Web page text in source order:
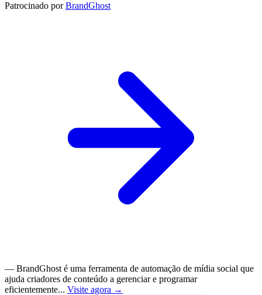
Patrocinado por BrandGhost
— BrandGhost é uma ferramenta de automação de mídia social que
ajuda criadores de conteúdo a gerenciar e programar
eficientemente... Visite agora →